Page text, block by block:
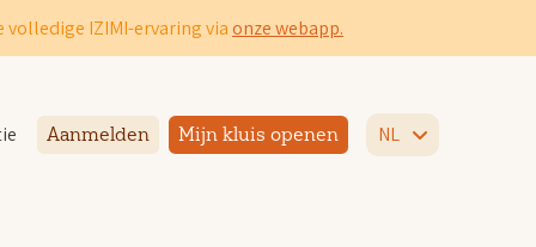
volledige IZIMI-ervaring via onze webapp.
Aanmelden Mijn kluis openen NL